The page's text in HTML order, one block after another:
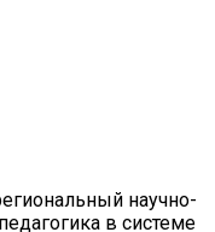
научно-
в системе